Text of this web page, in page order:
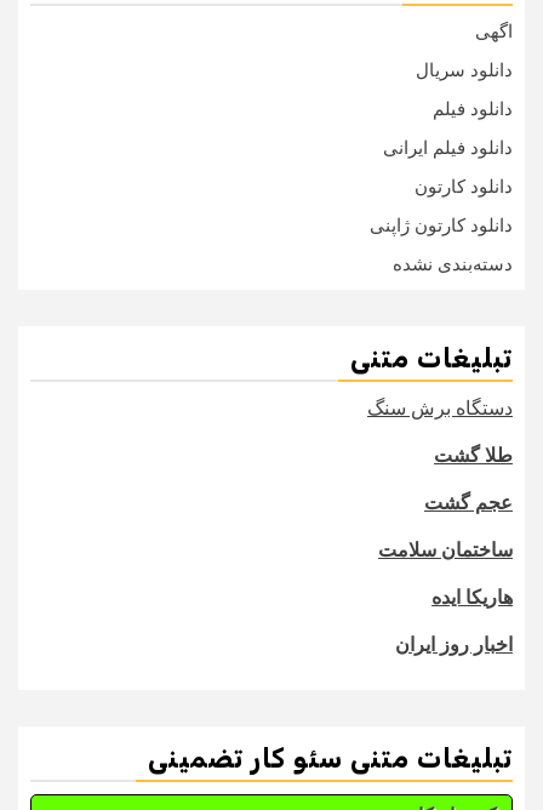
اگهی
دانلود سریال
دانلود فیلم
دانلود فیلم ایرانی
دانلود کارتون
دانلود کارتون ژاپنی
دسته‌بندی نشده
تبلیغات متنی
دستگاه برش سنگ
طلا گشت
عجم گشت
ساختمان سلامت
هاریکا ایده
اخبار روز ایران
تبلیغات متنی سئو کار تضمینی